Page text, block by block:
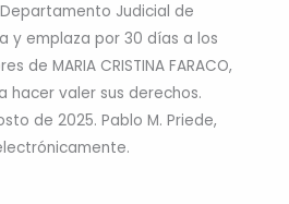
Judicial de
y emplaza por 30 días a los
de MARIA CRISTINA FARACO,
hacer valer sus derechos.
de 2025. Pablo M. Priede,